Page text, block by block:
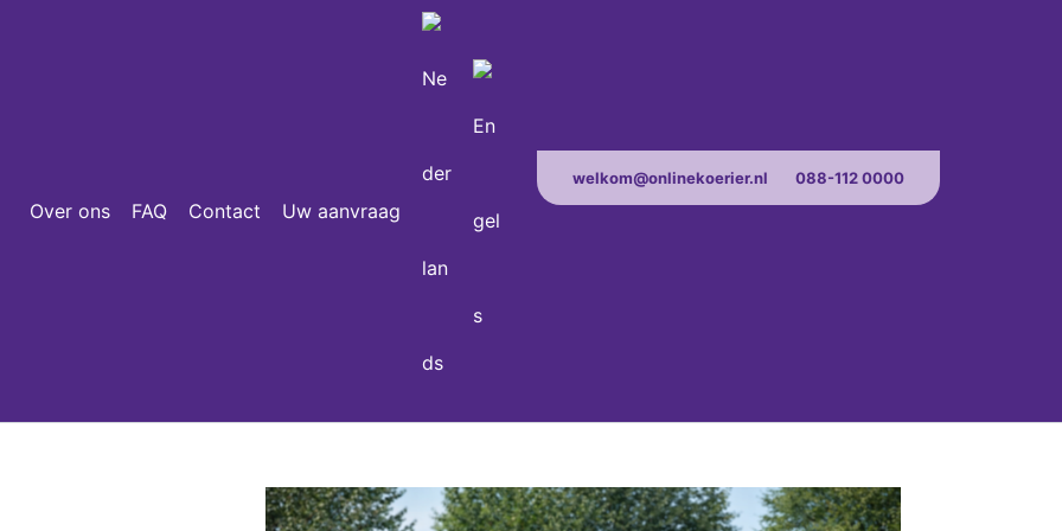
Over ons FAQ Contact Uw aanvraag
welkom@onlinekoerier.nl 088-112 0000